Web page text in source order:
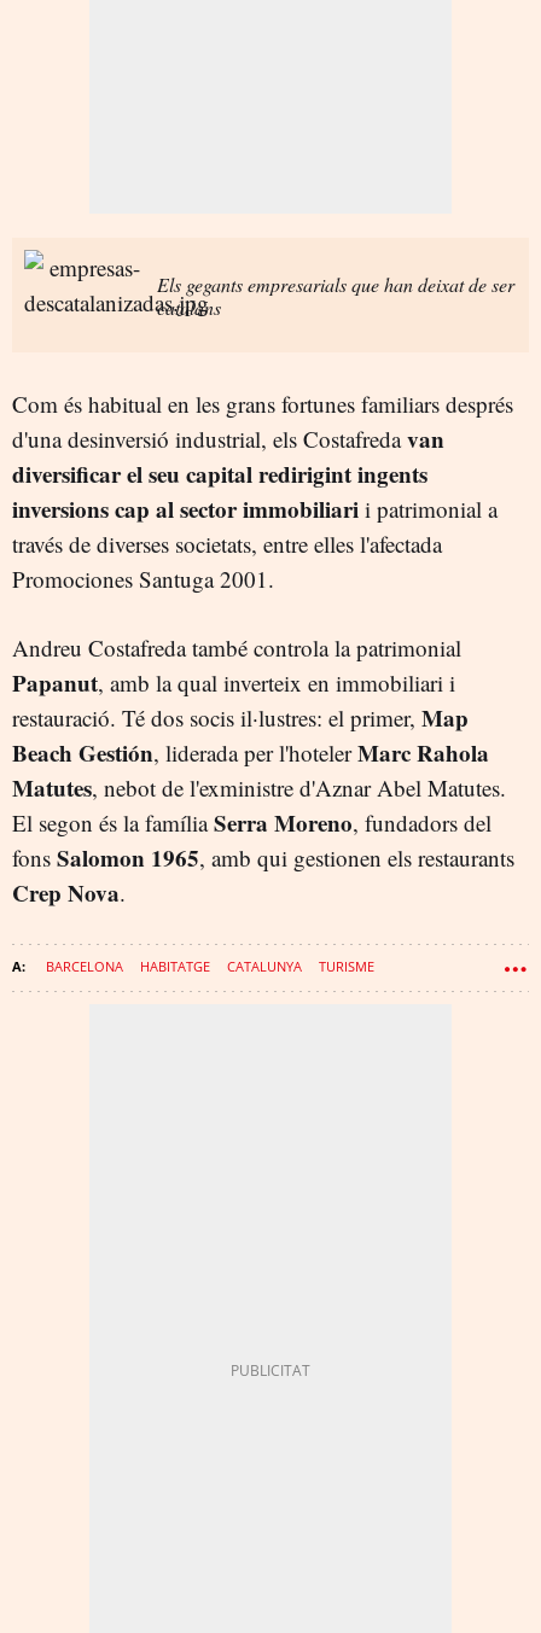
Els gegants empresarials que han deixat de ser
catalans
Com és habitual en les grans fortunes familiars després
d'una desinversió industrial, els Costafredavan
diversificar el seu capital redirigint ingents
inversions cap al sector immobiliari i patrimonial a
través de diverses societats, entre elles l'afectada
Promociones Santuga 2001.
Andreu Costafreda també controla la patrimonial
Papanut, amb la qual inverteix en immobiliari i
restauració. Té dos socis il·lustres: el primer, Map
Beach Gestión, liderada per l'hotelerMarc Rahola
Matutes, nebot de l'exministre d'Aznar Abel Matutes.
El segon és la famíliaSerra Moreno, fundadors del
fons Salomon 1965, amb qui gestionen els restaurants
Crep Nova.
BARCELONA HABITATGE CATALUNYA TURISME